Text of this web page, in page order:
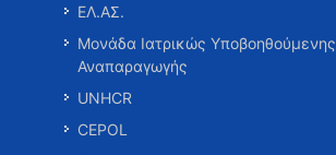
ΕΛ.ΑΣ.
Μονάδα Ιατρικώς Υποβοηθούμενης
Αναπαραγωγής
UNHCR
CEPOL